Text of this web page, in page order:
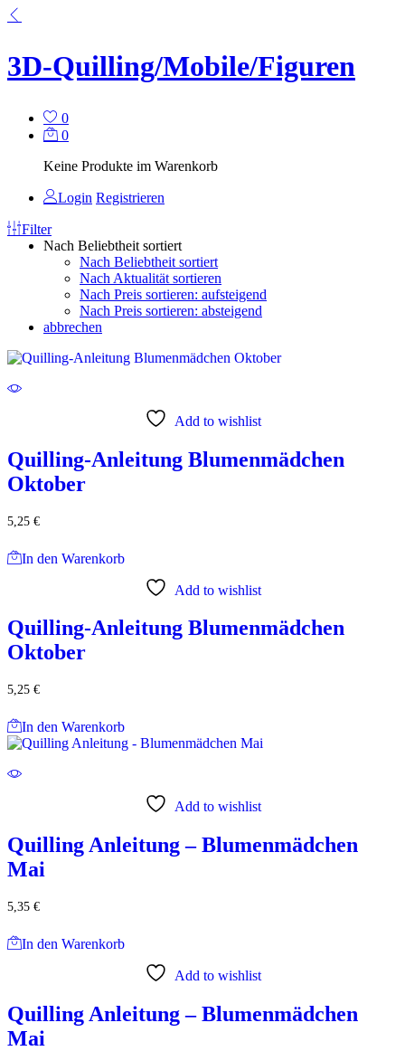
3D-Quilling/Mobile/Figuren
0
0
Keine Produkte im Warenkorb
Login Registrieren
Filter
Nach Beliebtheit sortiert
Nach Beliebtheit sortiert
Nach Aktualität sortieren
Nach Preis sortieren: aufsteigend
Nach Preis sortieren: absteigend
abbrechen
Add to wishlist
Quilling-Anleitung Blumenmädchen
Oktober
5,25 €
In den Warenkorb
Add to wishlist
Quilling-Anleitung Blumenmädchen
Oktober
5,25 €
In den Warenkorb
Add to wishlist
Quilling Anleitung – Blumenmädchen
Mai
5,35 €
In den Warenkorb
Add to wishlist
Quilling Anleitung – Blumenmädchen
Mai